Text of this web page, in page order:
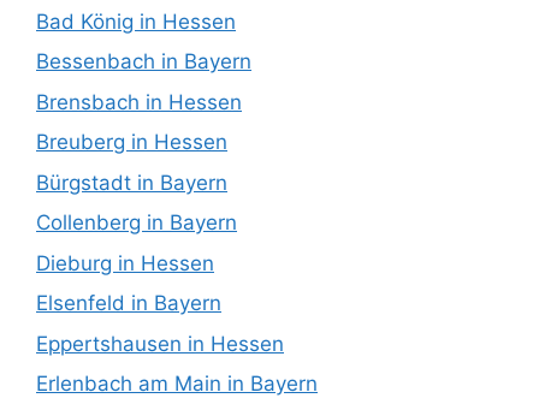
Bad König in Hessen
Bessenbach in Bayern
Brensbach in Hessen
Breuberg in Hessen
Bürgstadt in Bayern
Collenberg in Bayern
Dieburg in Hessen
Elsenfeld in Bayern
Eppertshausen in Hessen
Erlenbach am Main in Bayern